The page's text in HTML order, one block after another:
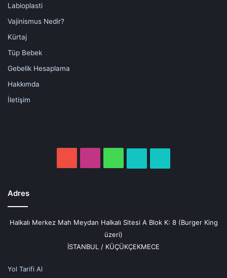
Labioplasti
Vajinismus Nedir?
Kürtaj
Tüp Bebek
Gebelik Hesaplama
Hakkımda
İletişim
Adres
Halkalı Merkez Mah Meydan Halkalı Sitesi A Blok K: 8 (Burger King
üzeri)
İSTANBUL / KÜÇÜKÇEKMECE
Yol Tarifi Al